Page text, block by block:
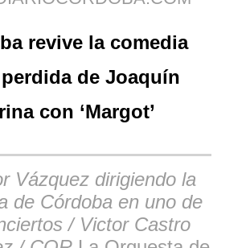
revive la comedia
de Joaquín
con ‘Margot’
Vázquez dirigiendo la
de Córdoba en uno de
/ Victor Castro